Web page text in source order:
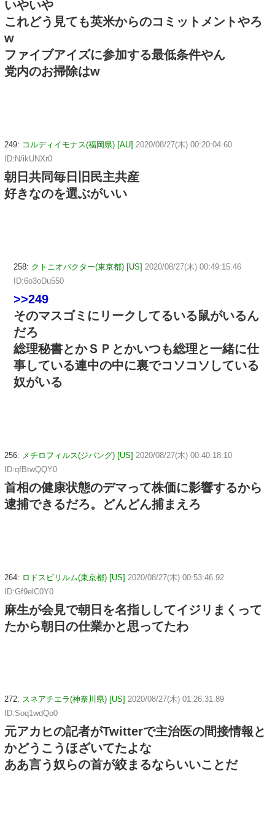
いやいや
これどう見ても英米からのコミットメントやろ
w
ファイブアイズに参加する最低条件やん
党内のお掃除はw
249: コルディイモナス(福岡県) [AU] 2020/08/27(木) 00:20:04.60
ID:N/ikUNXr0
朝日共同毎日旧民主共産
好きなのを選ぶがいい
258: クトニオバクター(東京都) [US] 2020/08/27(木) 00:49:15.46
ID:6o3oDu550
>>249
そのマスゴミにリークしてるいる鼠がいるん
だろ
総理秘書とかＳＰとかいつも総理と一緒に仕
事している連中の中に裏でコソコソしている
奴がいる
256: メチロフィルス(ジパング) [US] 2020/08/27(木) 00:40:18.10
ID:qfBtwQQY0
首相の健康状態のデマって株価に影響するから
逮捕できるだろ。どんどん捕まえろ
264: ロドスピリルム(東京都) [US] 2020/08/27(木) 00:53:46.92
ID:Gf9elC0Y0
麻生が会見で朝日を名指ししてイジリまくって
たから朝日の仕業かと思ってたわ
272: スネアチエラ(神奈川県) [US] 2020/08/27(木) 01:26:31.89
ID:Soq1wdQo0
元アカヒの記者がTwitterで主治医の間接情報と
かどうこうほざいてたよな
ああ言う奴らの首が絞まるならいいことだ